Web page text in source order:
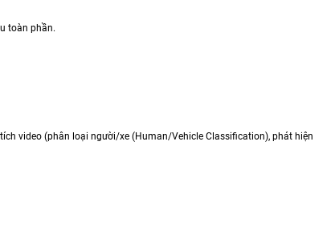
toàn phần.
video (phân loại người/xe (Human/Vehicle Classification), phát hiện